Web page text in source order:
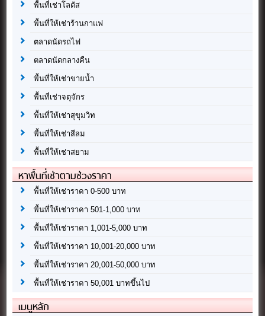
พื้นที่เช่าโลตัส
พื้นที่ให้เช่าร้านกาแฟ
ตลาดนัดรถไฟ
ตลาดนัดกลางคืน
พื้นที่ให้เช่าขายน้ำ
พื้นที่เช่าจตุจักร
พื้นที่ให้เช่าสุขุมวิท
พื้นที่ให้เช่าสีลม
พื้นที่ให้เช่าสยาม
หาพื้นที่เช่าตามช่วงราคา
พื้นที่ให้เช่าราคา 0-500 บาท
พื้นที่ให้เช่าราคา 501-1,000 บาท
พื้นที่ให้เช่าราคา 1,001-5,000 บาท
พื้นที่ให้เช่าราคา 10,001-20,000 บาท
พื้นที่ให้เช่าราคา 20,001-50,000 บาท
พื้นที่ให้เช่าราคา 50,001 บาทขึ้นไป
เมนูหลัก